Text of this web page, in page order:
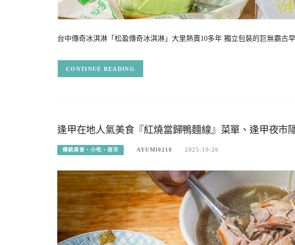
台中傳奇冰淇淋「松盈傳奇冰淇淋」大里熱賣10多年 獨立包裝的巨無霸古
CONTINUE READING
逢甲在地人氣美食『紅燒當歸鴨麵線』菜單、逢甲夜市
傳統美食、小吃、夜市 AYUMI0218 2025-10-26